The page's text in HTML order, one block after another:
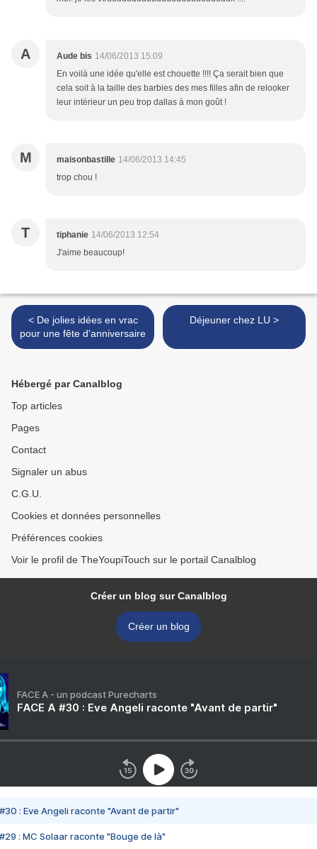
A Aude bis 14/06/2013 15:09
En voilà une idée qu'elle est chouette !!!! Ça serait bien que
cela soit à la taille des barbies des mes filles afin de relooker
leur intérieur un peu trop dallas à mon goût !
M maisonbastille 14/06/2013 14:45
trop chou !
T tiphanie 14/06/2013 12:54
J'aime beaucoup!
< De jolies idées en vrac
pour une fête d'anniversaire
Déjeuner chez LU >
Hébergé par Canalblog
Top articles
Pages
Contact
Signaler un abus
C.G.U.
Cookies et données personnelles
Préférences cookies
Voir le profil de TheYoupiTouch sur le portail Canalblog
Créer un blog sur Canalblog
Créer un blog
FACE A - un podcast Purecharts
FACE A #30 : Eve Angeli raconte "Avant de partir"
#30 : Eve Angeli raconte "Avant de partir"
#29 : MC Solaar raconte "Bouge de là"